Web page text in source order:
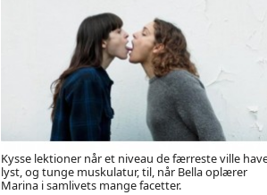
Kysse lektioner når et niveau de færreste ville
lyst, og tunge muskulatur, til, når Bella oplærer
Marina i samlivets mange facetter.